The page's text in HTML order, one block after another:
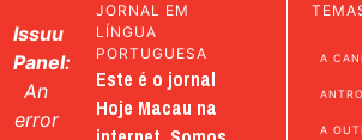
Issuu
Panel:
An
error
JORNAL EM
LÍNGUA
PORTUGUESA
Este é o jornal
Hoje Macau na
A
A